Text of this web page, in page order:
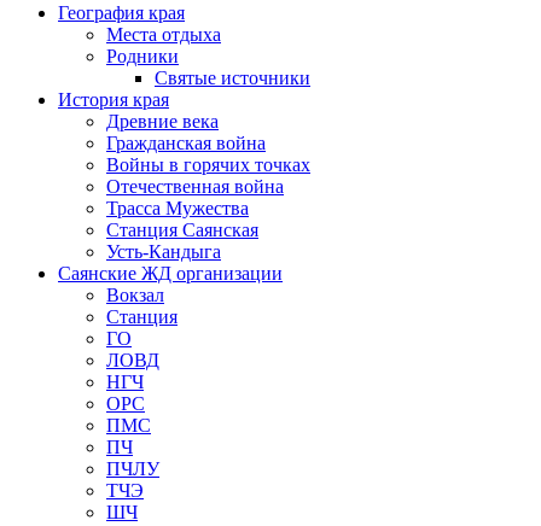
География края
Места отдыха
Родники
Святые источники
История края
Древние века
Гражданская война
Войны в горячих точках
Отечественная война
Трасса Мужества
Станция Саянская
Усть-Кандыга
Саянские ЖД организации
Вокзал
Станция
ГО
ЛОВД
НГЧ
ОРС
ПМС
ПЧ
ПЧЛУ
ТЧЭ
ШЧ